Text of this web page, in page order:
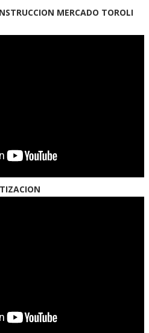
MERCADO TOROLI